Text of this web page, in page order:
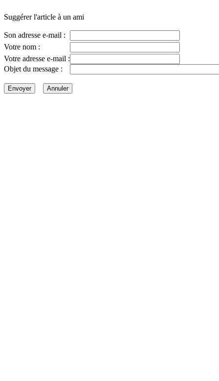
Suggérer l'article à un ami
Son adresse e-mail :
Votre nom :
Votre adresse e-mail :
Objet du message :